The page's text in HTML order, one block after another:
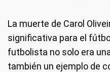
La muerte de Carol
significativa para el
futbolista no solo era
también un ejemplo de